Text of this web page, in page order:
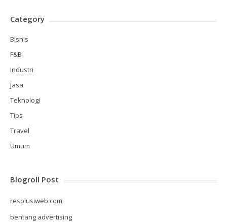
Category
Bisnis
F&B
Industri
Jasa
Teknologi
Tips
Travel
Umum
Blogroll Post
resolusiweb.com
bentang advertising